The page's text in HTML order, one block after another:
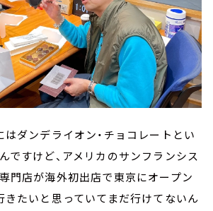
はダンデライオン・チョコレートとい
ですけど、アメリカのサンフランシス
門店が海外初出店で東京にオープン
きたいと思っていてまだ行けてないん